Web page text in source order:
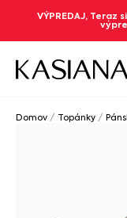
VÝPREDAJ,
Domov / Topánky /